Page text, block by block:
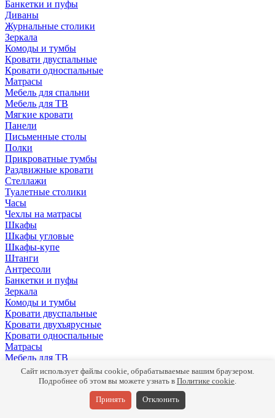
Банкетки и пуфы
Диваны
Журнальные столики
Зеркала
Комоды и тумбы
Кровати двуспальные
Кровати односпальные
Матрасы
Мебель для спальни
Мебель для ТВ
Мягкие кровати
Панели
Письменные столы
Полки
Прикроватные тумбы
Раздвижные кровати
Стеллажи
Туалетные столики
Часы
Чехлы на матрасы
Шкафы
Шкафы угловые
Шкафы-купе
Штанги
Антресоли
Банкетки и пуфы
Зеркала
Комоды и тумбы
Кровати двуспальные
Кровати двухъярусные
Кровати односпальные
Матрасы
Мебель для ТВ
Панели
Письменные столы
Прикроватные тумбы
Сайт использует файлы cookie, обрабатываемые вашим браузером.
Подробнее об этом вы можете узнать в Политике cookie.
Принять Отклонить